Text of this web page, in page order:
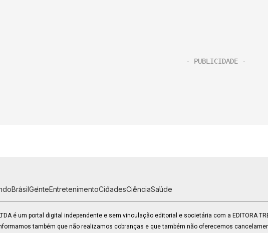
BrasilGenteEntretenimentoCidadesCiênciaSaúde
é um portal digital independente e sem vinculação editorial e societária com a EDITORA
também que não realizamos cobranças e que também não oferecemos